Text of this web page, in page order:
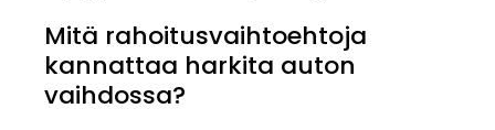
Mitä rahoitusvaihtoehtoja
kannattaa harkita auton
vaihdossa?